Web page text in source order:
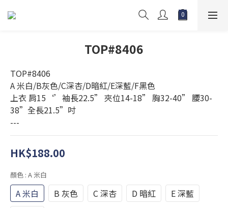
TOP#8406
TOP#8406
A 米白/B灰色/C深杏/D暗紅/E深藍/F黑色
上衣 肩15‘’袖長22.5” 夾位14-18” 胸32-40” 腰30-
38”全長21.5”吋
---
HK$188.00
顏色 : A 米白
A 米白 B 灰色 C 深杏 D 暗紅
E 深藍